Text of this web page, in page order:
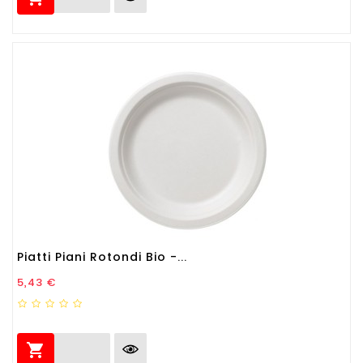
Piatti Piani Rotondi Bio -...
Prezzo
5,43 €
